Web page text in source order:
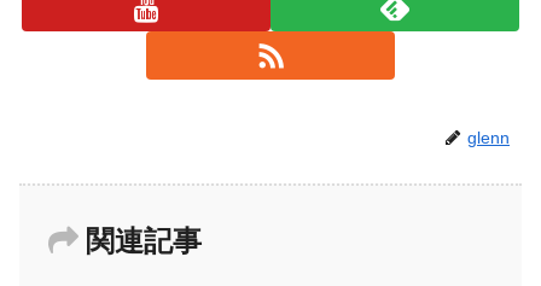
glenn
関連記事